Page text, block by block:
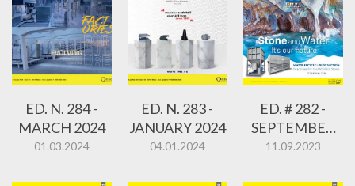
ED. N. 284 -
MARCH 2024
01.03.2024
ED. N. 283 -
JANUARY 2024
04.01.2024
ED. # 282 -
SEPTEMBER
2023
11.09.2023